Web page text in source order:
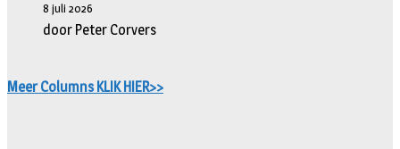
8 juli 2026
door Peter Corvers
Meer Columns KLIK HIER>>